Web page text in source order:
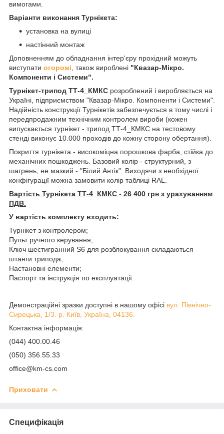
вимогами.
Варіанти виконання Турнікета:
установка на вулиці
настінний монтаж
Доповненням до обладнання інтер'єру прохідний можуть
виступати огорожі , також вироблені "Квазар-Мікро.
Компоненти і Системи".
Турнікет-трипод ТТ-4_КМКС розроблений і виробляється на
Україні, підприємством "Квазар-Мікро. Компоненти і Системи".
Надійність конструкції Турнікетів забезпечується в тому числі і
передпродажним технічним контролем вироби (кожен
випускається турнікет - трипод ТТ-4_КМКС на тестовому
стенді виконує 10.000 проходів до кожну сторону обертання).
Покриття турнікета - високоміцна порошкова фарба, стійка до
механічних пошкоджень. Базовий колір - структурний, з
шагрень, не мазкий - "Білий Антік". Виходячи з необхідної
конфігурації можна замовити колір таблиці RAL.
Вартість Турнікета ТТ-4_КМКС - 26 400 грн з урахуванням
ПДВ.
У вартість комплекту входить:
Турнікет з контролером;
Пульт ручного керування;
Ключ шестигранний S6 для розблокування складаються
штанги трипода;
Настановні елементи;
Паспорт та інструкція по експлуатації.
Демонстраційні зразки доступні в нашому офісі вул. Північно-
Сирецька, 1/3. р. Київ, Україна, 04136.
Контактна інформація:
(044) 400.00.46
(050) 356.55.33
office@km-cs.com
Приховати
Специфікація